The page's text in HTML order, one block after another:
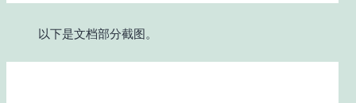
以下是文档部分截图。